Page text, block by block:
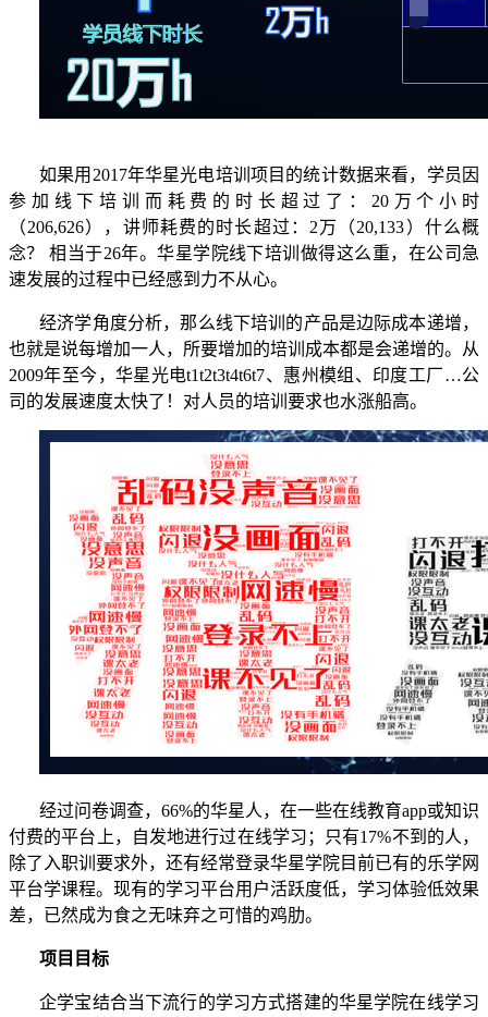
如果用 2017年华星光电培训项目的统计数据来看，学员因
参加线下培训而耗费的时长超过了：20万个小时
（206,626），讲师耗费的时长超过：2万（20,133）什么概
念？ 相当于26年。华星学院线下培训做得这么重，在公司急
速发展的过程中已经感到力不从心。
经济学角度分析，那么线下培训的产品是边际成本递增，
也就是说每增加一人，所要增加的培训成本都是会递增的。从
2009年至今，华星光电t1t2t3t4t6t7、惠州模组、印度工厂…公
司的发展速度太快了！对人员的培训要求也水涨船高。
经过问卷调查， 66%的华星人，在一些在线教育app或知识
付费的平台上，自发地进行过在线学习；只有17%不到的人，
除了入职训要求外，还有经常登录华星学院目前已有的乐学网
平台学课程。现有的学习平台用户活跃度低，学习体验低效果
差，已然成为食之无味弃之可惜的鸡肋。
项目目标
企学宝结合当下流行的学习方式搭建的华星学院在线学习